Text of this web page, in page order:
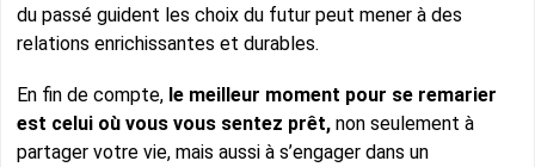
du passé guident les choix du futur peut mener à des
relations enrichissantes et durables.
En fin de compte, le meilleur moment pour se remarier
est celui où vous vous sentez prêt,non seulement à
partager votre vie, mais aussi à s’engager dans un